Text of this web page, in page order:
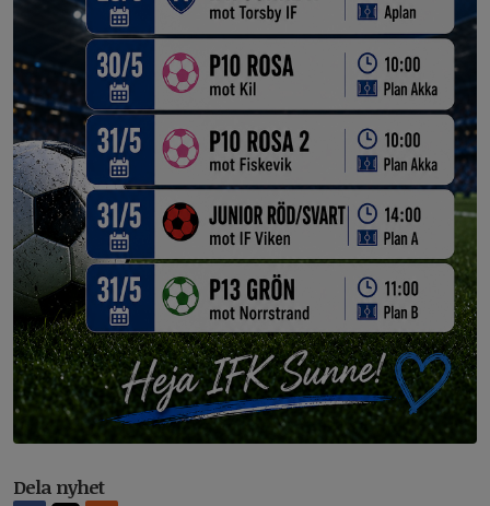
Dela nyhet